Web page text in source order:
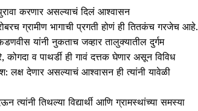
करणार असल्याचं दिलं आश्वासन
ग्रामीण भागाची प्रगती होणं ही तितकंच गरजेच आहे.
यांनी नुकताच जव्हार तालुक्यातील दुर्गम
कोगदा व पाथर्डी ही गावं दत्तक घेणार असून विविध
लक्ष देणार असल्याचं आश्वासन ही त्यांनी यावेळी
त्यांनी तिथल्या विद्यार्थी आणि ग्रामस्थांच्या समस्या